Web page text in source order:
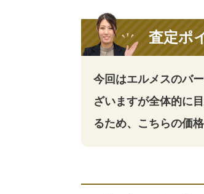
査定ポ
今回はエルメスのバ
ざいますが全体的に
るため、こちらの価